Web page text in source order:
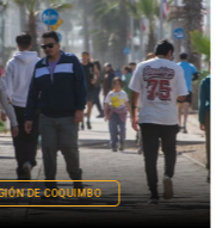
DE COQUIMBO